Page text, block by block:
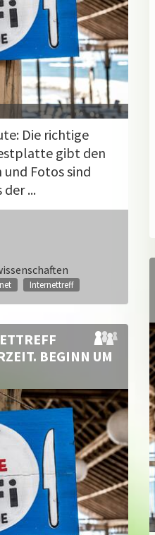
Die richtige
gibt den
Fotos sind
der ...
Internettreff
BEGINN UM